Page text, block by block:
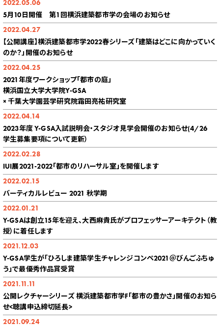
2022.05.06
5月10日開催 第1回横浜建築都市学の会場のお知らせ
2022.04.27
【公開講座】横浜建築都市学2022春シリーズ「建築はどこに向かっていく
のか？」開催のお知らせ
2022.04.25
2021年度ワークショップ「都市の庭」
横浜国立大学大学院Y-GSA
× 千葉大学園芸学研究院霜田亮祐研究室
2022.04.14
2023年度 Y-GSA入試説明会・スタジオ見学会開催のお知らせ(4/26
学生募集要項について更新）
2022.02.28
IUI展2021-2022「都市のリハーサル室」を開催します
2022.02.15
バーティカルレビュー 2021 秋学期
2022.01.21
Y-GSAは創立15年を迎え、大西麻貴氏がプロフェッサーアーキテクト（教
授）に着任します
2021.12.03
Y-GSA学生が「ひろしま建築学生チャレンジコンペ2021＠びんごふちゅ
う」で最優秀作品賞受賞
2021.11.11
公開レクチャーシリーズ 横浜建築都市学F「都市の豊かさ」開催のお知ら
せ<聴講申込締切延長>
2021.09.24